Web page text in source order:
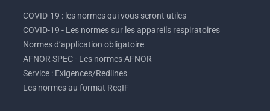
COVID-19 : les normes qui vous seront utiles
COVID-19 - Les normes sur les appareils respiratoires
Normes d’application obligatoire
AFNOR SPEC - Les normes AFNOR
Service : Exigences/Redlines
Les normes au format ReqIF